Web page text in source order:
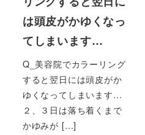
は頭皮がかゆくなっ
てしまいます…
Q_美容院でカラーリング
すると翌日には頭皮がか
ゆくなってしまいます…
２、３日は落ち着くまで
かゆみが […]